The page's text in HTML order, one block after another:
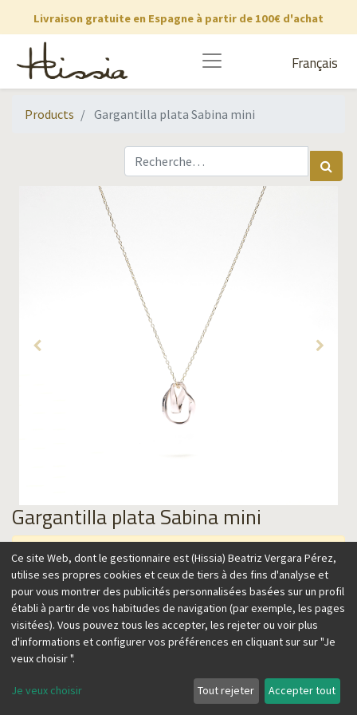
Livraison gratuite en Espagne à partir de 100€ d'achat
Français
Products Gargantilla plata Sabina mini
Gargantilla plata Sabina mini
Cet article n'est plus disponible.
Alternatives :
Ce site Web, dont le gestionnaire est (Hissia) Beatriz Vergara Pérez,
utilise ses propres cookies et ceux de tiers à des fins d'analyse et
pour vous montrer des publicités personnalisées basées sur un profil
établi à partir de vos habitudes de navigation (par exemple, les pages
visitées). Vous pouvez tous les accepter, les rejeter ou voir plus
d'informations et configurer vos préférences en cliquant sur sur "Je
veux choisir ".
Je veux choisir Tout rejeter Accepter tout